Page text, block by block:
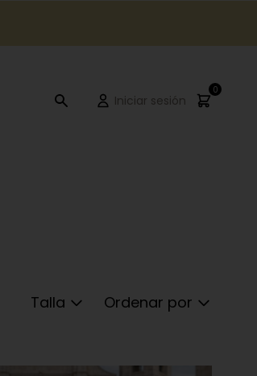
Iniciar sesión
0
Talla Ordenar por